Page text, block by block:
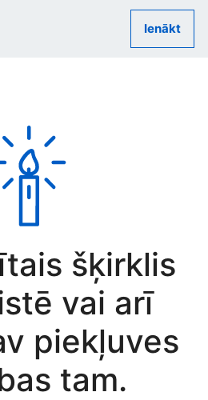
Ienākt
šķirklis
vai arī
piekļuves
tam.